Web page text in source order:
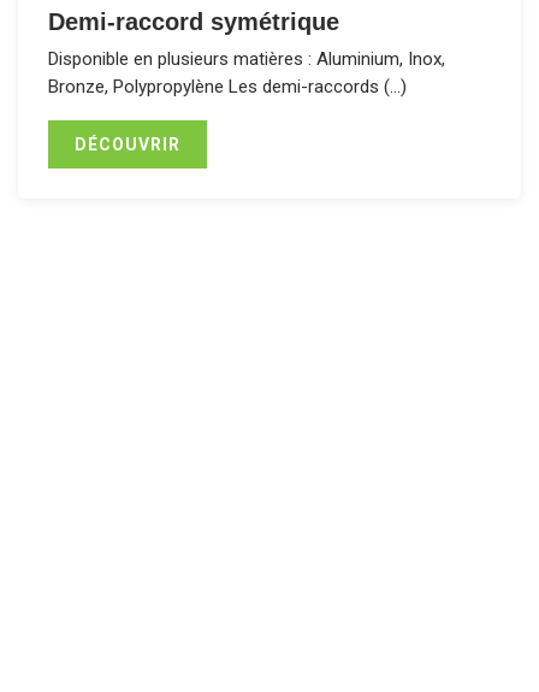
Demi-raccord symétrique
Disponible en plusieurs matières : Aluminium, Inox,
Bronze, Polypropylène Les demi-raccords (…)
DÉCOUVRIR